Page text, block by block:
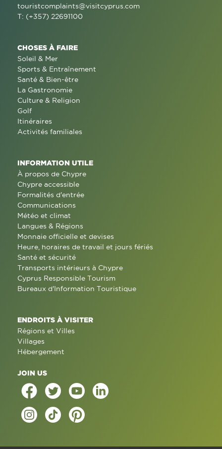
touristcomplaints@visitcyprus.com
T: (+357) 22691100
CHOSES À FAIRE
Soleil & Mer
Sports & Entraînement
Santé & Bien-être
La Gastronomie
Culture & Religion
Golf
Itinéraires
Activités familiales
INFORMATION UTILE
À propos de Chypre
Chypre accessible
Formalités d'entrée
Communications
Météo et climat
Langues & Régions
Monnaie officielle et devises
Heure, horaires de travail et jours fériés
Santé et sécurité
Transports intérieurs à Chypre
Cyprus Responsible Tourism
Bureaux d'Information Touristique
ENDROITS À VISITER
Régions et Villes
Villages
Hébergement
JOIN US